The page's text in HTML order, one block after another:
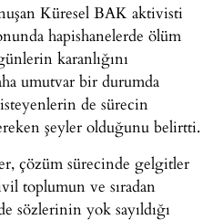
Küresel BAK aktivisti
hapishanelerde ölüm
karanlığını
umutvar bir durumda
de sürecin
şeyler olduğunu belirtti.
çözüm sürecinde gelgitler
toplumun ve sıradan
sözlerinin yok sayıldığı